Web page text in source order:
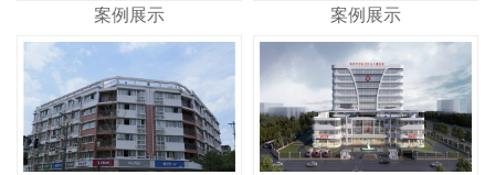
案例展示 案例展示